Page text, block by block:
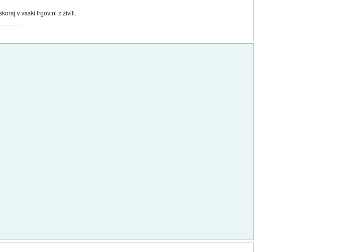
v vsaki trgovini z živili.